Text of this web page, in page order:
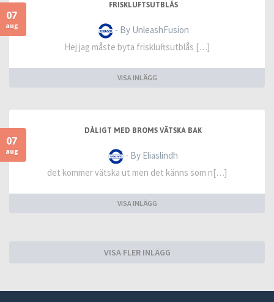
07
aug
FRISKLUFTSUTBLÅS
- By UnleashFusion
Hej jag måste byta friskluftsutblås […]
VISA INLÄGG
07
aug
DÅLIGT MED BROMS VÄTSKA BAK
- By Eliaslindh
det kommer vätska ut men det känns som n[…]
VISA INLÄGG
VISA FLER INLÄGG